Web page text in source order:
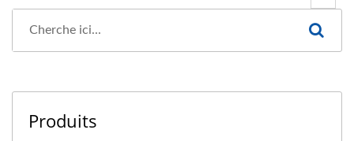
Produits